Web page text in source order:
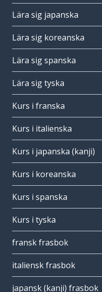
Lära sig japanska
Lära sig koreanska
Lära sig spanska
Lära sig tyska
Kurs i franska
Kurs i italienska
Kurs i japanska (kanji)
Kurs i koreanska
Kurs i spanska
Kurs i tyska
fransk frasbok
italiensk frasbok
japansk (kanji) frasbok